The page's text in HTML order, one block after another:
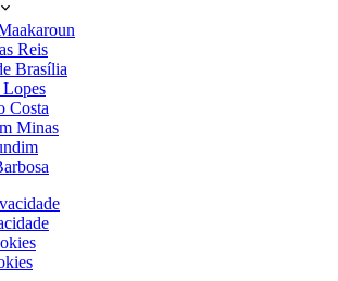
Reis
Brasília
Costa
Minas